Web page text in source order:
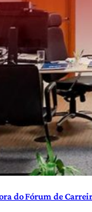
do Fórum de